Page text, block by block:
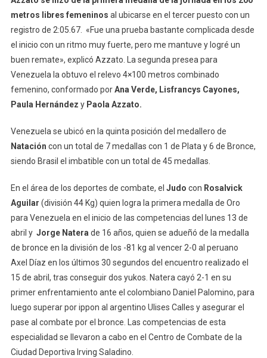
metros libres femeninos al ubicarse en el tercer puesto con un
registro de 2:05.67. «Fue una prueba bastante complicada desde
el inicio con un ritmo muy fuerte, pero me mantuve y logré un
buen remate», explicó Azzato. La segunda presea para
Venezuela la obtuvo el relevo 4×100 metros combinado
femenino, conformado porAna Verde, Lisfrancys Cayones,
Paula Hernández y Paola Azzato.
Venezuela se ubicó en la quinta posición del medallero de
Natación con un total de 7 medallas con 1 de Plata y 6 de Bronce,
siendo Brasil el imbatible con un total de 45 medallas.
En el área de los deportes de combate, el Judo con Rosalvick
Aguilar (división 44 Kg) quien logra la primera medalla de Oro
para Venezuela en el inicio de las competencias del lunes 13 de
abril y Jorge Naterade 16 años, quien se adueñó de la medalla
de bronce en la división de los -81 kg al vencer 2-0 al peruano
Axel Díaz en los últimos 30 segundos del encuentro realizado el
15 de abril, tras conseguir dos yukos. Natera cayó 2-1 en su
primer enfrentamiento ante el colombiano Daniel Palomino, para
luego superar por ippon al argentino Ulises Calles y asegurar el
pase al combate por el bronce. Las competencias de esta
especialidad se llevaron a cabo en el Centro de Combate de la
Ciudad Deportiva Irving Saladino.